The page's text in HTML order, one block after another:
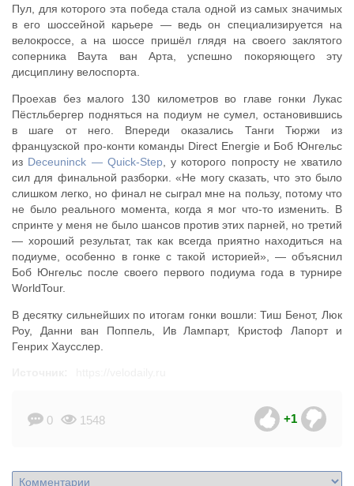
Пул, для которого эта победа стала одной из самых значимых
в его шоссейной карьере — ведь он специализируется на
велокроссе, а на шоссе пришёл глядя на своего заклятого
соперника Ваута ван Арта, успешно покоряющего эту
дисциплину велоспорта.
Проехав без малого 130 километров во главе гонки Лукас
Пёстльбергер подняться на подиум не сумел, остановившись
в шаге от него. Впереди оказались Танги Тюржи из
французской про-конти команды Direct Energie и Боб Юнгельс
из Deceuninck — Quick-Step, у которого попросту не хватило
сил для финальной разборки. «Не могу сказать, что это было
слишком легко, но финал не сыграл мне на пользу, потому что
не было реального момента, когда я мог что-то изменить. В
спринте у меня не было шансов против этих парней, но третий
— хороший результат, так как всегда приятно находиться на
подиуме, особенно в гонке с такой историей», — объяснил
Боб Юнгельс после своего первого подиума года в турнире
WorldTour.
В десятку сильнейших по итогам гонки вошли: Тиш Бенот, Люк
Роу, Данни ван Поппель, Ив Лампарт, Кристоф Лапорт и
Генрих Хаусслер.
0 1548 +1